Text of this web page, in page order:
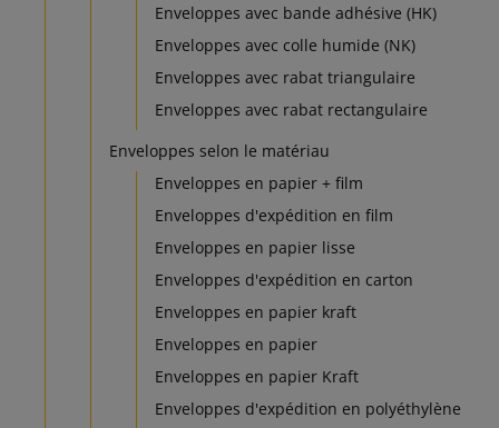
Enveloppes avec bande adhésive (HK)
Enveloppes avec colle humide (NK)
Enveloppes avec rabat triangulaire
Enveloppes avec rabat rectangulaire
Enveloppes selon le matériau
Enveloppes en papier + film
Enveloppes d'expédition en film
Enveloppes en papier lisse
Enveloppes d'expédition en carton
Enveloppes en papier kraft
Enveloppes en papier
Enveloppes en papier Kraft
Enveloppes d'expédition en polyéthylène